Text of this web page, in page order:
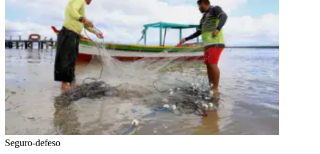
Seguro-defeso